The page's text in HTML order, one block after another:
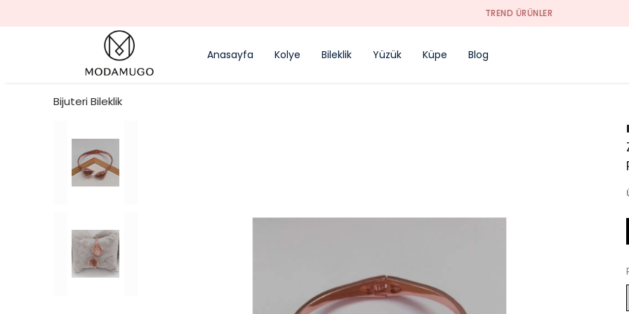
TREND ÜRÜNLER
Anasayfa Kolye Bileklik Yüzük Küpe Blog
Bijuteri Bileklik